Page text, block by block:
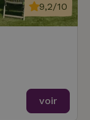
9,2/10
voir